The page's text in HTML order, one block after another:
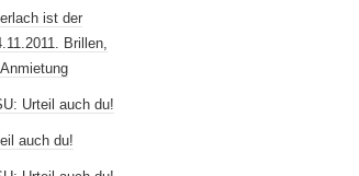
ist der
Brillen,
Urteil auch du!
auch du!